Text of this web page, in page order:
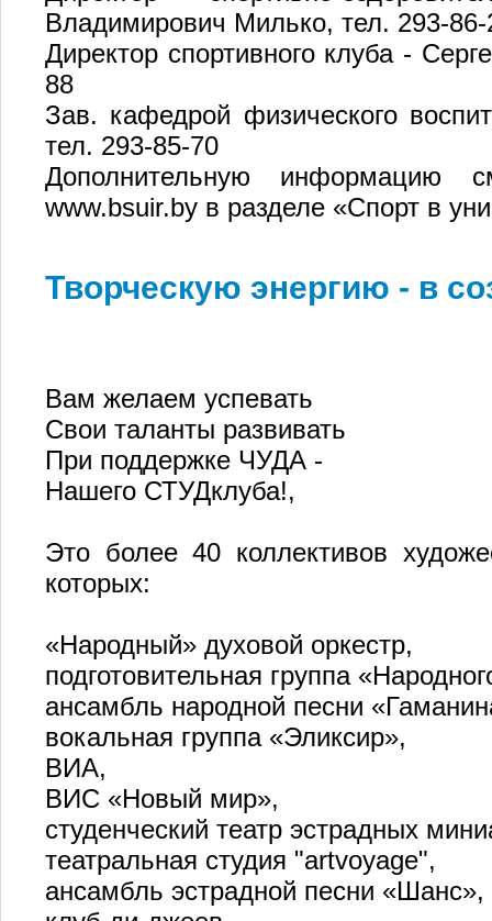
Владимирович Милько, тел. 293-86-
Директор спортивного клуба -
88
Зав. кафедрой физического
тел. 293-85-70
Дополнительную информацию
www.bsuir.by в разделе «Спорт в
Творческую энергию - в
Вам желаем успевать
Свои таланты развивать
При поддержке ЧУДА -
Нашего СТУДклуба!,
Это более 40 коллективов
которых:
«Народный» духовой оркестр,
подготовительная группа
ансамбль народной песни
вокальная группа «Эликсир»,
ВИА,
ВИС «Новый мир»,
студенческий театр эстрадных
театральная студия "artvoyage",
ансамбль эстрадной песни «Шанс»,